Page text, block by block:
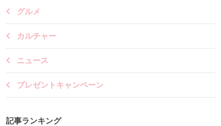
グルメ
カルチャー
ニュース
プレゼントキャンペーン
記事ランキング